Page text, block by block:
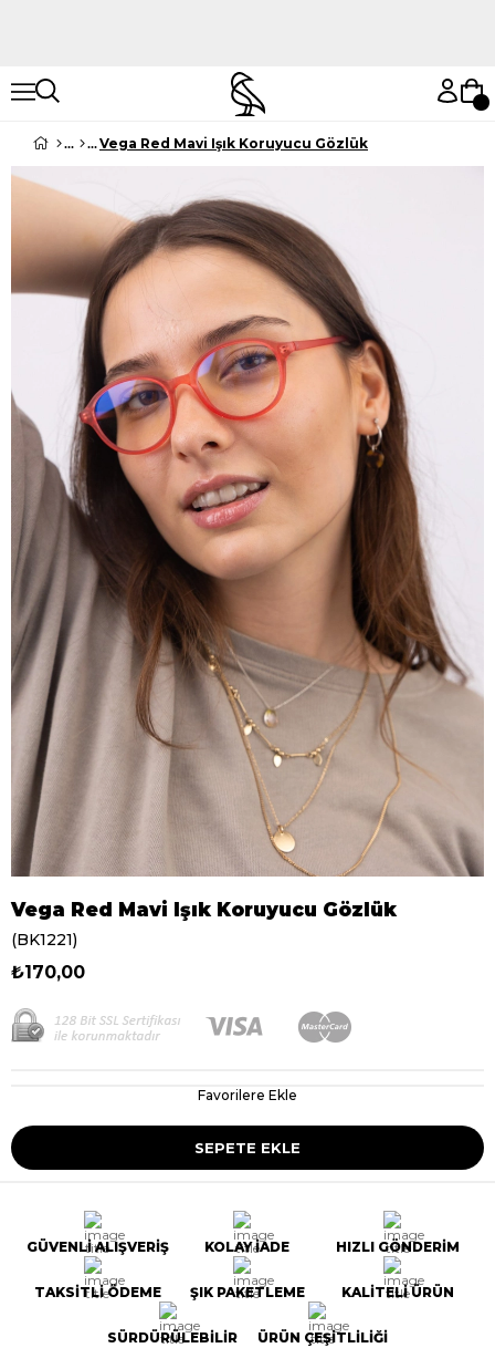
Vega Red Mavi Işık Koruyucu Gözlük
Vega Red Mavi Işık Koruyucu Gözlük
(BK1221)
₺170,00
Favorilere Ekle
GÜVENLİ ALIŞVERİŞ KOLAY İADE HIZLI GÖNDERİM
TAKSİTLİ ÖDEME ŞIK PAKETLEME KALİTELİ ÜRÜN
SÜRDÜRÜLEBİLİR ÜRÜN ÇEŞİTLİLİĞİ